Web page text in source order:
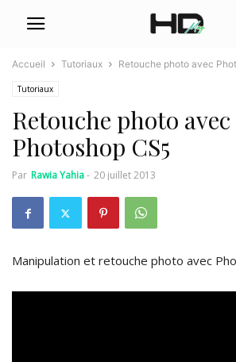
Accueil Tutoriaux Retouche photo avec
Tutoriaux
Retouche photo avec
Photoshop CS5
Par Rawia Yahia- 20 juillet 2013
Manipulation et retouche photo avec